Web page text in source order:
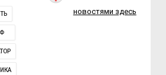
новостями здесь